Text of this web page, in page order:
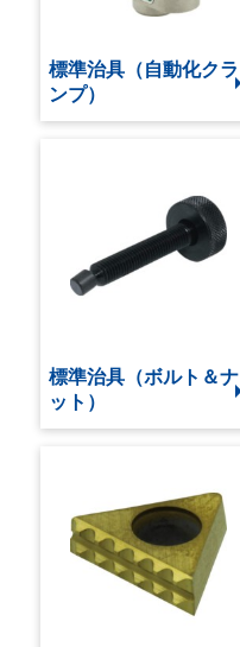
標準治具（自動化クラ
ンプ）
標準治具（ボルト＆ナ
ット）